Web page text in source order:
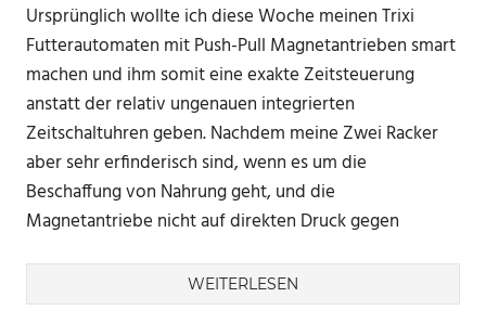
Ursprünglich wollte ich diese Woche meinen Trixi
Futterautomaten mit Push-Pull Magnetantrieben smart
machen und ihm somit eine exakte Zeitsteuerung
anstatt der relativ ungenauen integrierten
Zeitschaltuhren geben. Nachdem meine Zwei Racker
aber sehr erfinderisch sind, wenn es um die
Beschaffung von Nahrung geht, und die
Magnetantriebe nicht auf direkten Druck gegen
WEITERLESEN